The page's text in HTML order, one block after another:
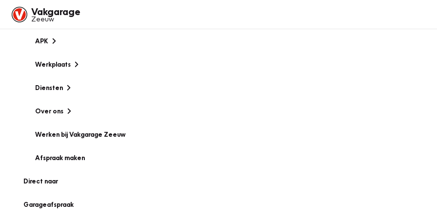
Vakgarage
Zeeuw
APK
Werkplaats
Diensten
Over ons
Werken bij Vakgarage Zeeuw
Afspraak maken
Direct naar
Garageafspraak